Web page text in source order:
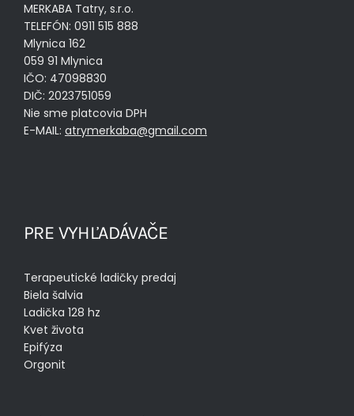
MERKABA Tatry, s.r.o.
TELEFÓN: 0911 515 888
Mlynica 162
059 91 Mlynica
IČO: 47098830
DIČ: 2023751059
Nie sme platcovia DPH
E-MAIL: atrymerkaba@gmail.com
PRE VYHĽADÁVAČE
Terapeutické ladičky predaj
Biela šalvia
Ladička 128 hz
Kvet života
Epifýza
Orgonit